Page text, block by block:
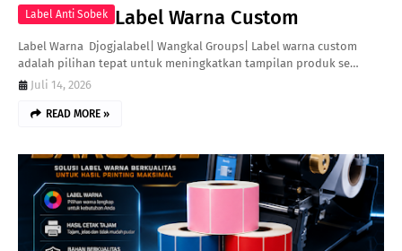
Label Anti Sobek Label Warna Custom
Label Warna Djogjalabel| Wangkal Groups| Label warna custom
adalah pilihan tepat untuk meningkatkan tampilan produk se…
Juli 14, 2026
READ MORE »